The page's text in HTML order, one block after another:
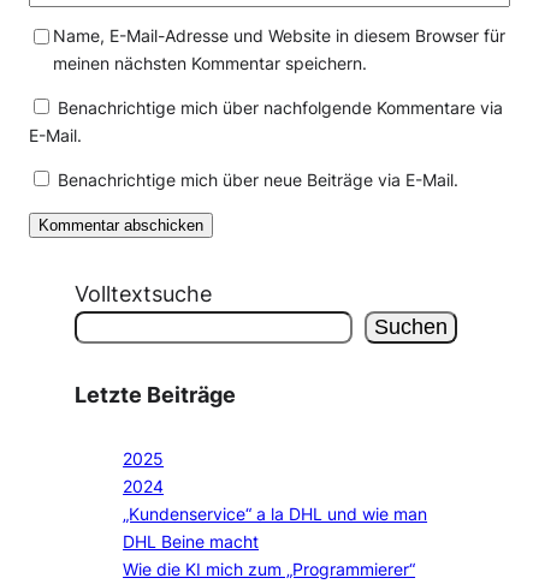
Name, E-Mail-Adresse und Website in diesem Browser für
meinen nächsten Kommentar speichern.
Benachrichtige mich über nachfolgende Kommentare via
E-Mail.
Benachrichtige mich über neue Beiträge via E-Mail.
Volltextsuche
Suchen
Letzte Beiträge
2025
2024
„Kundenservice“ a la DHL und wie man
DHL Beine macht
Wie die KI mich zum „Programmierer“